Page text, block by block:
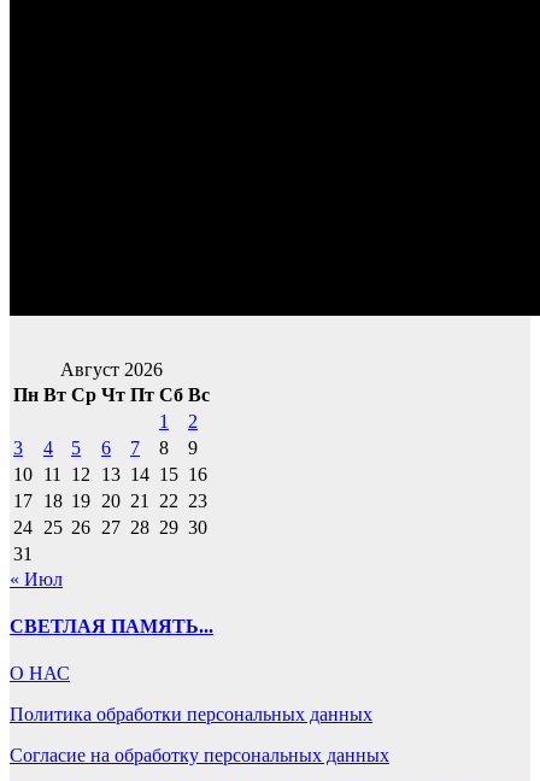
Август 2026
Пн Вт Ср Чт Пт Сб Вс
1
2
3
4 5 6 7 8
9
10 11 12 13 14 15 16
17 18 19 20 21 22 23
24 25 26 27 28 29 30
31
« Июл
СВЕТЛАЯ ПАМЯТЬ...
О НАС
Политика обработки персональных данных
Согласие на обработку персональных данных